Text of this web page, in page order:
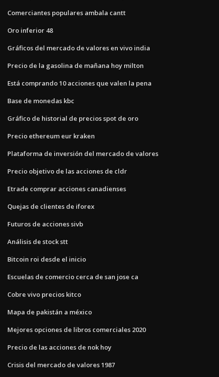
Comerciantes populares ambala cantt
Oro inferior 48
Gráficos del mercado de valores en vivo india
Precio de la gasolina de mañana hoy milton
Está comprando 10 acciones que valen la pena
Base de monedas kbc
Gráfico de historial de precios spot de oro
Precio ethereum eur kraken
Plataforma de inversión del mercado de valores
Precio objetivo de las acciones de cldr
Etrade comprar acciones canadienses
Quejas de clientes de iforex
Futuros de acciones sivb
Análisis de stock stt
Bitcoin roi desde el inicio
Escuelas de comercio cerca de san jose ca
Cobre vivo precios kitco
Mapa de pakistán a méxico
Mejores opciones de libros comerciales 2020
Precio de las acciones de nok hoy
Crisis del mercado de valores 1987